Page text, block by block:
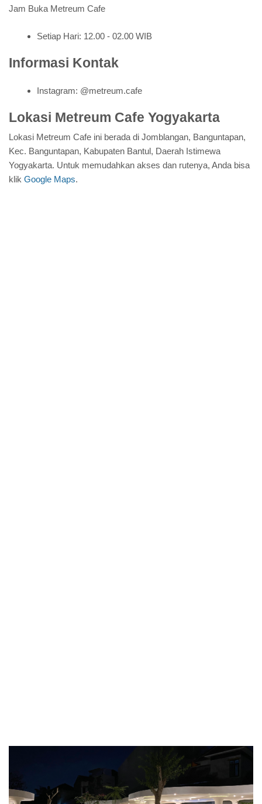
Jam Buka Metreum Cafe
Setiap Hari: 12.00 - 02.00 WIB
Informasi Kontak
Instagram: @metreum.cafe
Lokasi Metreum Cafe Yogyakarta
Lokasi Metreum Cafe ini berada di Jomblangan, Banguntapan,
Kec. Banguntapan, Kabupaten Bantul, Daerah Istimewa
Yogyakarta. Untuk memudahkan akses dan rutenya, Anda bisa
klik Google Maps.